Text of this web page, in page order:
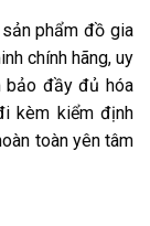
phẩm đồ gia
chính hãng, uy
bảo đầy đủ hóa
kèm kiểm định
toàn yên tâm